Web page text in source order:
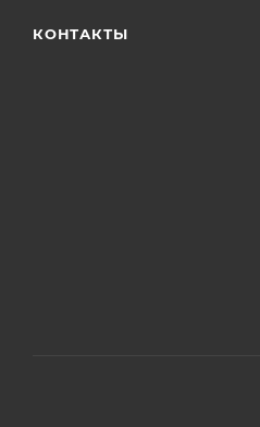
КОНТАКТЫ